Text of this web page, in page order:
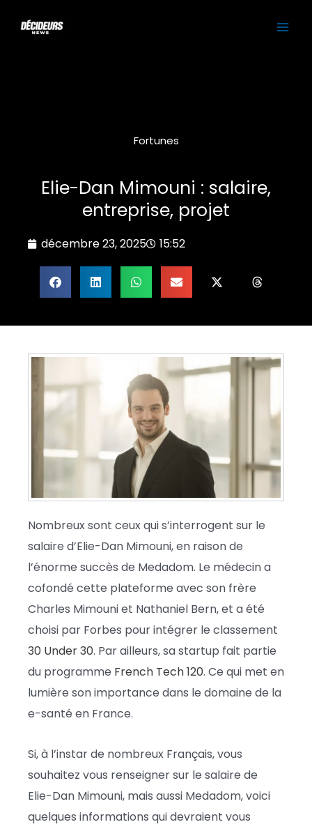
Fortunes
Elie-Dan Mimouni : salaire,
entreprise, projet
décembre 23, 2025 15:52
Nombreux sont ceux qui s’interrogent sur le
salaire d’Elie-Dan Mimouni, en raison de
l’énorme succès de Medadom. Le médecin a
cofondé cette plateforme avec son frère
Charles Mimouni et Nathaniel Bern, et a été
choisi par Forbes pour intégrer le classement
30 Under 30. Par ailleurs, sa startup fait partie
du programme French Tech 120. Ce qui met en
lumière son importance dans le domaine de la
e-santé en France.
Si, à l’instar de nombreux Français, vous
souhaitez vous renseigner sur le salaire de
Elie-Dan Mimouni, mais aussi Medadom, voici
quelques informations qui devraient vous